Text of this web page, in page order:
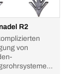
R2
von